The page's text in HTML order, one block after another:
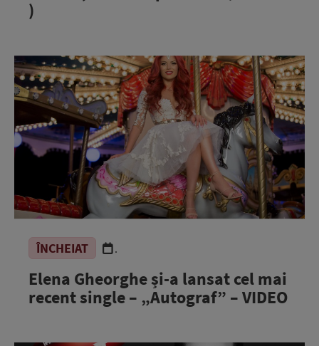
)
ÎNCHEIAT .
Elena Gheorghe și-a lansat cel mai
recent single – „Autograf” – VIDEO